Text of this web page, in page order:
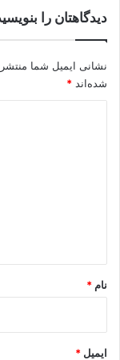
دیدگاهتان را
نشانی ایمیل شما
شده‌اند *
نام *
ایمیل *